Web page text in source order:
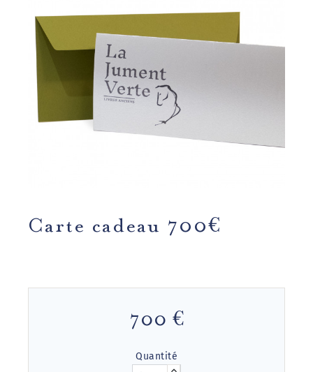
Carte cadeau 700€
700 €
Quantité